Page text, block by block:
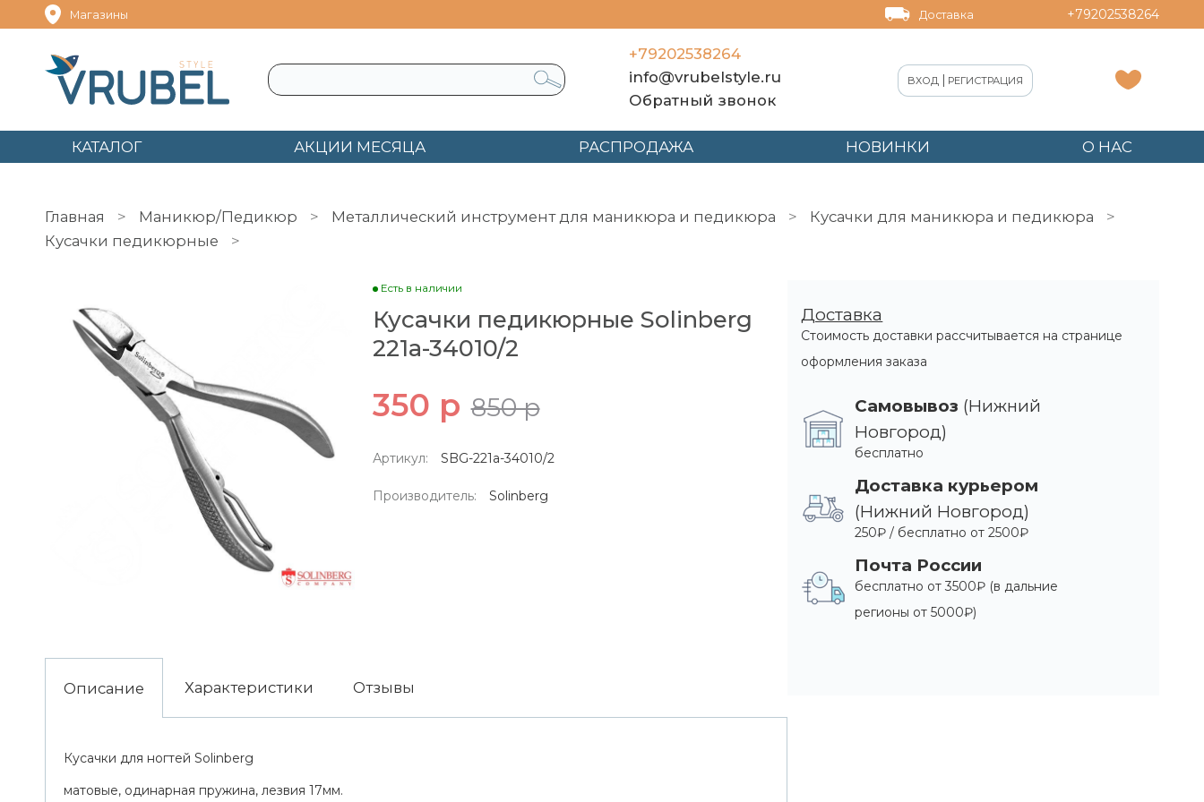
Магазины Доставка +79202538264
+79202538264
info@vrubelstyle.ru
Обратный звонок
ВХОД |РЕГИСТРАЦИЯ
КАТАЛОГ АКЦИИ МЕСЯЦА РАСПРОДАЖА НОВИНКИ О НАС
Главная Маникюр/Педикюр Металлический инструмент для маникюра и педикюра
Кусачки для маникюра и педикюра
Кусачки педикюрные
Есть в наличии
Кусачки педикюрные Solinberg
221a-34010/2
350 р 850 р
Артикул: SBG-221a-34010/2
Производитель: Solinberg
Описание Характеристики Отзывы
Кусачки для ногтей Solinberg
матовые, одинарная пружина, лезвия 17мм.
Доставка
Стоимость доставки рассчитывается на странице
оформления заказа
Самовывоз (Нижний
Новгород)
бесплатно
Доставка курьером
(Нижний Новгород)
250₽ / бесплатно от 2500₽
Почта России
бесплатно от 3500₽ (в дальние
регионы от 5000₽)